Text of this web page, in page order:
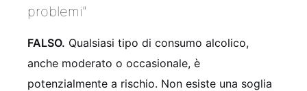
problemi"
FALSO. Qualsiasi tipo di consumo alcolico,
anche moderato o occasionale, è
potenzialmente a rischio. Non esiste una soglia